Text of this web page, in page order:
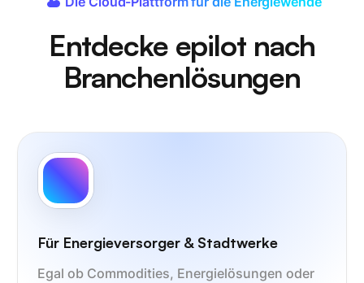
Entdecke epilot nach
Branchenlösungen
Für Energieversorger & Stadtwerke
Egal ob Commodities, Energielösungen oder